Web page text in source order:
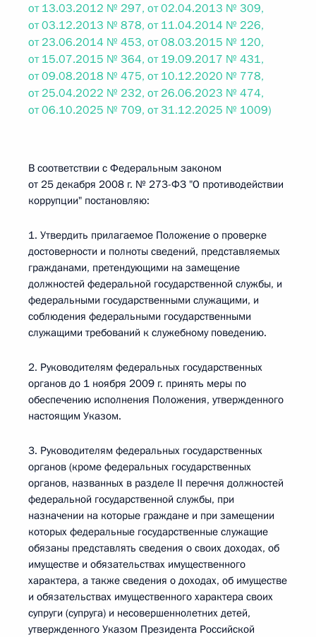
от 13.03.2012 № 297, от 02.04.2013 № 309,
от 03.12.2013 № 878, от 11.04.2014 № 226,
от 23.06.2014 № 453, от 08.03.2015 № 120,
от 15.07.2015 № 364, от 19.09.2017 № 431,
от 09.08.2018 № 475, от 10.12.2020 № 778,
от 25.04.2022 № 232, от 26.06.2023 № 474,
от 06.10.2025 № 709, от 31.12.2025 № 1009)
В соответствии с Федеральным законом
от 25 декабря 2008 г. № 273-ФЗ "О противодействии
коррупции" постановляю:
1. Утвердить прилагаемое Положение о проверке
достоверности и полноты сведений, представляемых
гражданами, претендующими на замещение
должностей федеральной государственной службы, и
федеральными государственными служащими, и
соблюдения федеральными государственными
служащими требований к служебному поведению.
2. Руководителям федеральных государственных
органов до 1 ноября 2009 г. принять меры по
обеспечению исполнения Положения, утвержденного
настоящим Указом.
3. Руководителям федеральных государственных
органов (кроме федеральных государственных
органов, названных в разделе II перечня должностей
федеральной государственной службы, при
назначении на которые граждане и при замещении
которых федеральные государственные служащие
обязаны представлять сведения о своих доходах, об
имуществе и обязательствах имущественного
характера, а также сведения о доходах, об имуществе
и обязательствах имущественного характера своих
супруги (супруга) и несовершеннолетних детей,
утвержденного Указом Президента Российской